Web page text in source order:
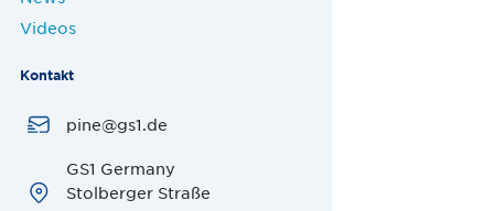
Videos
Kontakt
pine@gs1.de
GS1 Germany
Stolberger Straße